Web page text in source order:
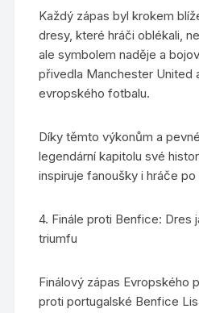
Každý zápas byl krokem
dresy, které hráči oblékali,
ale symbolem naděje a
přivedla Manchester United
evropského fotbalu.
Díky těmto výkonům a
legendární kapitolu své
inspiruje fanoušky i hráče
4. Finále proti Benfice: Dres
triumfu
Finálový zápas Evropského
proti portugalské Benfice